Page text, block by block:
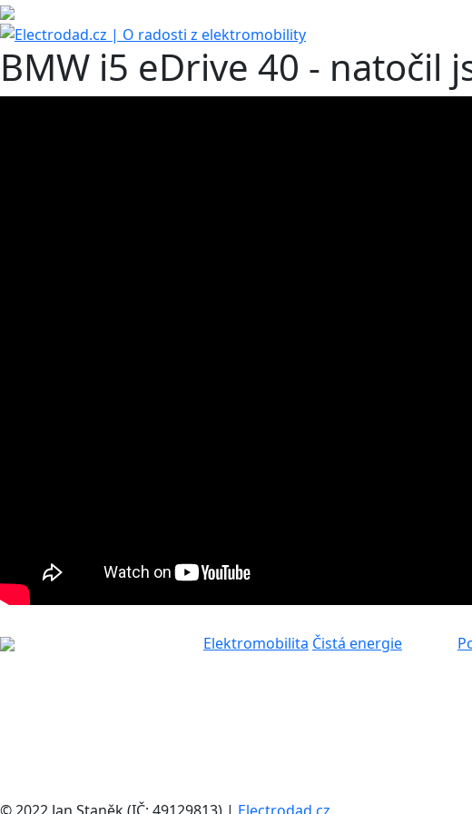
BMW i5 eDrive 40 - natočil
Elektromobilita Čistá energie